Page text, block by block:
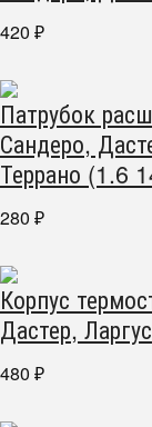
420 ₽
Патрубок
Сандеро,
Террано (1.6
280 ₽
Корпус
Дастер,
480 ₽